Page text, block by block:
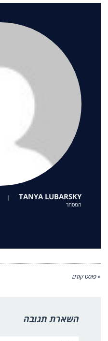
TANYA LUBARSKY
|
המסחר
« פוסט קודם
השארת תגובה